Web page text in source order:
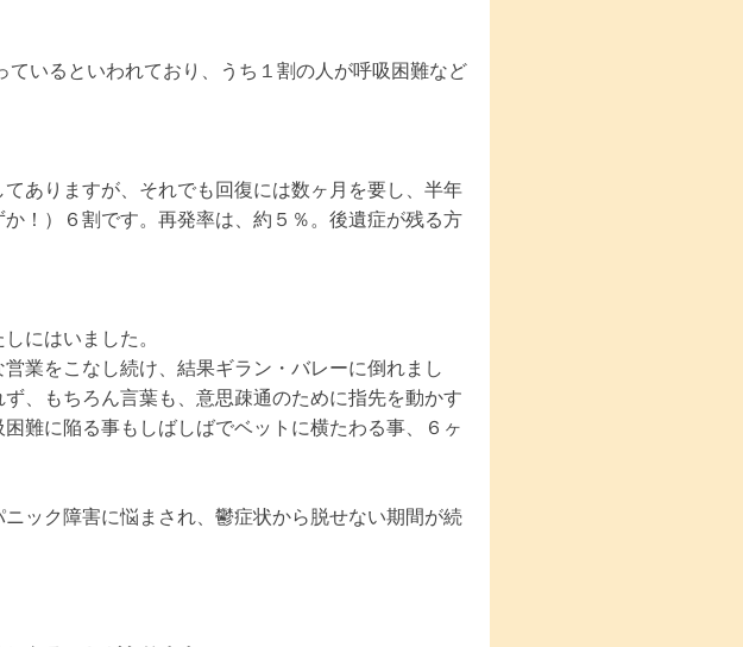
るといわれており、うち１割の人が呼吸困難など
ありますが、それでも回復には数ヶ月を要し、半年
！）６割です。再発率は、約５％。後遺症が残る方
にはいました。
業をこなし続け、結果ギラン・バレーに倒れまし
、もちろん言葉も、意思疎通のために指先を動かす
難に陥る事もしばしばでベットに横たわる事、６ヶ
ック障害に悩まされ、鬱症状から脱せない期間が続